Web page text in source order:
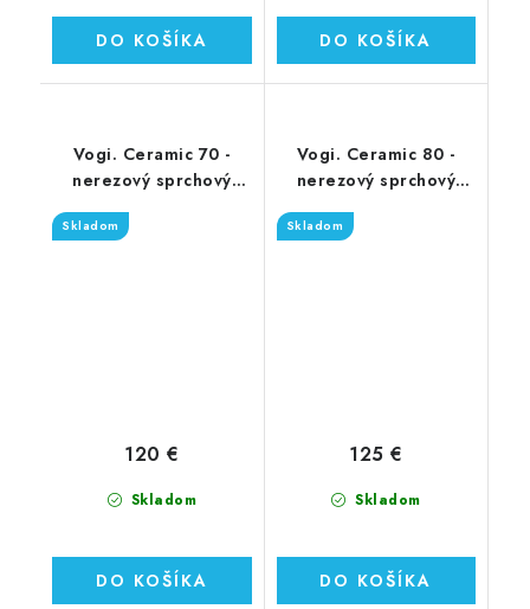
DO KOŠÍKA DO KOŠÍKA
Vogi. Ceramic 70 -
nerezový sprchový
žľab 70 cm (RD70set)
Skladom
Skladom
120 €
DO KOŠÍKA
Vogi. Ceramic 80 -
nerezový sprchový
žľab 80 cm (RD80set)
Skladom
Skladom
125 €
DO KOŠÍKA